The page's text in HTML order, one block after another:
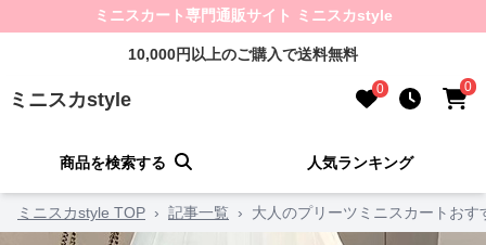
ミニスカート専門通販サイト ミニスカstyle
10,000円以上のご購入で送料無料
ミニスカstyle 0 0
商品を検索する 人気ランキング
ミニスカstyle TOP › 記事一覧 › 大人のプリーツミニスカートお